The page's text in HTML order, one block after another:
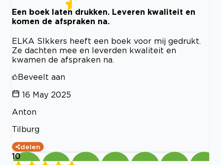
Een boek laten drukken. Leveren kwaliteit en
komen de afspraken na.
ELKA SIkkers heeft een boek voor mij gedrukt.
Ze dachten mee en leverden kwaliteit en
kwamen de afspraken na.
Beveelt aan
16 May 2025
Anton
Tilburg
delen
10